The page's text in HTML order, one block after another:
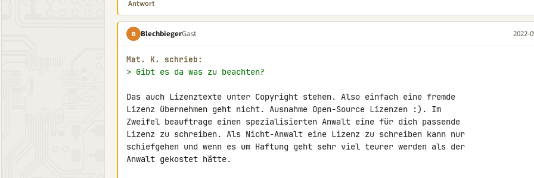
Antwort
B BlechbiegerGast 2022-
Mat. K. schrieb:
> Gibt es da was zu beachten?
Das auch Lizenztexte unter Copyright stehen. Also einfach eine fremde
Lizenz übernehmen geht nicht. Ausnahme Open-Source Lizenzen :). Im
Zweifel beauftrage einen spezialisierten Anwalt eine für dich passende
Lizenz zu schreiben. Als Nicht-Anwalt eine Lizenz zu schreiben kann nur
schiefgehen und wenn es um Haftung geht sehr viel teurer werden als der
Anwalt gekostet hätte.